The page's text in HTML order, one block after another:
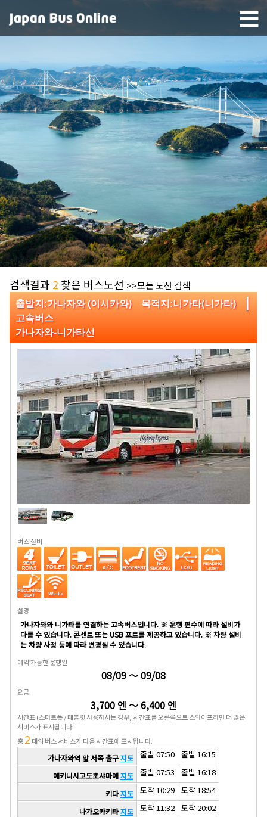
검색결과 2 찾은 버스노선 >>모든 노선 검색
출발지:가나자와 (이시카와) 목적지:니가타(니가타) |
고속버스
가나자와‑니가타선
버스 설비
설명
가나자와와 니가타를 연결하는 고속버스입니다. ※ 운행 편수에 따라 설비가
다를 수 있습니다. 콘센트 또는 USB 포트를 제공하고 있습니다. ※ 차량 설비
는 차량 사정 등에 따라 변경될 수 있습니다.
예약 가능한 운행일
08/09 ～ 09/08
요금
3,700 엔 ～ 6,400 엔
시간표 (스마트폰 / 태블릿 사용하시는 경우, 시간표를 오른쪽으로 스와이프하면 더 많은
서비스가 표시됩니다.
총2 대의 버스 서비스가 다음 시간표에 표시됩니다.
가나자와역 앞 서쪽 출구지도 출발 07:50 출발 16:15
에키니시고도초샤마에지도 출발 07:53 출발 16:18
키다지도 도착 10:29 도착 18:54
나가오카키타지도 도착 11:32 도착 20:02